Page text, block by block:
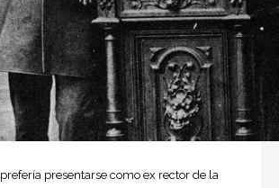
prefería presentarse como ex rector de la